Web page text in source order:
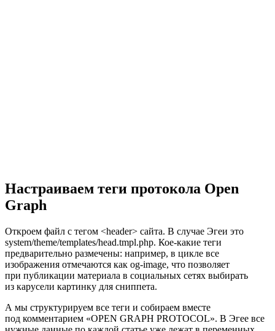
Настраиваем теги протокола Open
Graph
Откроем файл с тегом <header> сайта. В случае Эгеи это
system/theme/templates/head.tmpl.php. Кое-какие теги
предварительно размечены: например, в цикле все
изображения отмечаются как og-image, что позволяет
при публикации материала в социальных сетях выбирать
из карусели картинку для сниппета.
А мы структурируем все теги и собираем вместе
под комментарием «OPEN GRAPH PROTOCOL». В Эгее все